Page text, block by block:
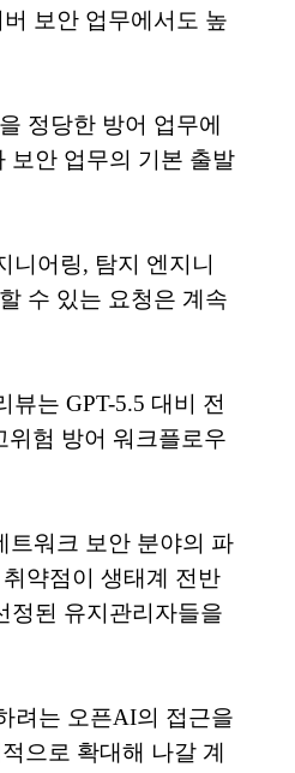
보안 업무에서도 높
정당한 방어 업무에
보안 업무의 기본 출발
어링, 탐지 엔지니
수 있는 요청은 계속
는 GPT-5.5 대비 전
위험 방어 워크플로우
트워크 보안 분야의 파
약점이 생태계 전반
정된 유지관리자들을
려는 오픈AI의 접근을
으로 확대해 나갈 계